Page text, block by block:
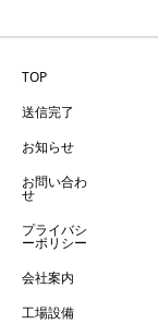
TOP
送信完了
お知らせ
お問い合わ
せ
プライバシ
ーポリシー
会社案内
工場設備